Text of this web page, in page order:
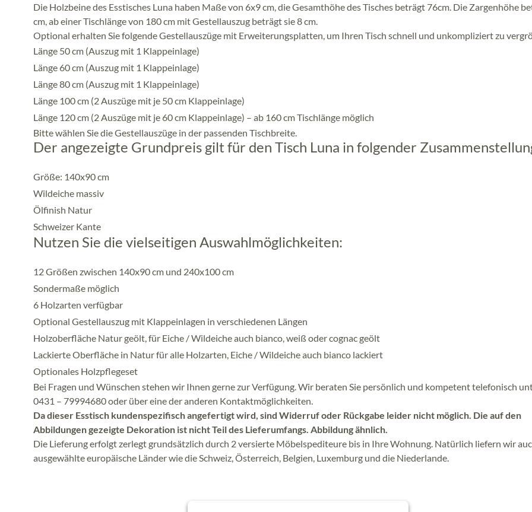
Die Holzbeine des Esstisches Luna haben Maße von 6x9 cm, die Gesamthöhe des Tisches beträgt 76cm. Die Zargenhöhe
cm, ab einer Tischlänge von 180 cm mit Gestellauszug beträgt sie 8 cm.
Optional erhalten Sie folgende Gestellauszüge mit Erweiterungsplatten, um Ihren Tisch schnell und unkompliziert zu
Länge 50 cm (Auszug mit 1 Klappeinlage)
Länge 60 cm (Auszug mit 1 Klappeinlage)
Länge 80 cm (Auszug mit 1 Klappeinlage)
Länge 100 cm (2 Auszüge mit je 50 cm Klappeinlage)
Länge 120 cm (2 Auszüge mit je 60 cm Klappeinlage) – ab 160 cm Tischlänge möglich
Bitte wählen Sie die Gestellauszüge in der passenden Tischbreite.
Der angezeigte Grundpreis gilt für den Tisch Luna in folgender
Größe: 140x90 cm
Wildeiche massiv
Ölfinish Natur
Schweizer Kante
Nutzen Sie die vielseitigen Auswahlmöglichkeiten:
12 Größen zwischen 140x90 cm und 240x100 cm
Sondermaße möglich
6 Holzarten verfügbar
Optional Gestellauszug mit Klappeinlagen in verschiedenen Längen
Holzoberfläche Natur geölt, für Eiche / Wildeiche auch bianco, weiß oder cognac geölt
Lackierte Oberfläche in Natur für alle Holzarten, Eiche / Wildeiche auch bianco lackiert
Optionales Holzpflegeset
Bei Fragen und Wünschen stehen wir Ihnen gerne zur Verfügung. Wir beraten Sie persönlich und kompetent telefonisch
0431 – 79994680 oder über eine der anderen Kontaktmöglichkeiten.
Da dieser Esstisch kundenspezifisch angefertigt wird, sind Widerruf oder Rückgabe leider nicht möglich. Die auf den
Abbildungen gezeigte Dekoration ist nicht Teil des Lieferumfangs. Abbildung ähnlich.
Die Lieferung erfolgt zerlegt grundsätzlich durch 2 versierte Möbelspediteure bis in Ihre Wohnung. Natürlich liefern wir
ausgewählte europäische Länder wie die Schweiz, Österreich, Belgien, Luxemburg und die Niederlande.